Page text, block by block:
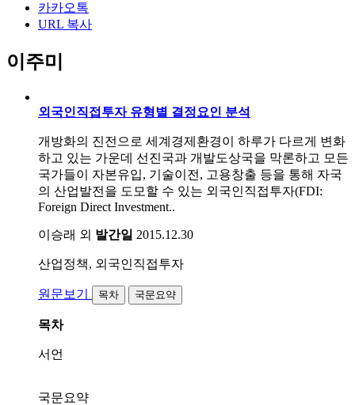
카카오톡
URL 복사
이주미
외국인직접투자 유형별 결정요인 분석
개방화의 진전으로 세계경제환경이 하루가 다르게 변화
하고 있는 가운데 선진국과 개발도상국을 막론하고 모든
국가들이 자본유입, 기술이전, 고용창출 등을 통해 자국
의 산업발전을 도모할 수 있는 외국인직접투자(FDI:
Foreign Direct Investment..
이승래 외 발간일 2015.12.30
산업정책, 외국인직접투자
원문보기 목차 국문요약
목차
서언
국문요약